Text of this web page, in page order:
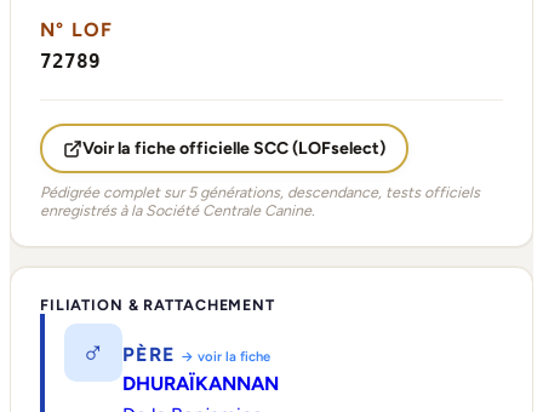
N° LOF
72789
Voir la fiche officielle SCC (LOFselect)
Pédigrée complet sur 5 générations, descendance, tests officiels
enregistrés à la Société Centrale Canine.
FILIATION & RATTACHEMENT
♂ PÈRE → voir la fiche
DHURAÏKANNAN